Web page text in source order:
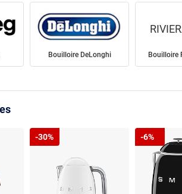
Bouilloire DeLonghi Bouilloire
-30% -6%